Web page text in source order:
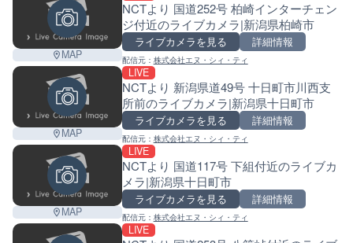
MAP
NCTより 国道252号 柏崎インターチェン
ジ付近のライブカメラ|新潟県柏崎市
ライブカメラを見る 詳細情報
配信元： 株式会社エヌ・シィ・ティ
MAP
LIVE
NCTより 新潟県道49号 十日町市川西支
所前のライブカメラ|新潟県十日町市
ライブカメラを見る 詳細情報
配信元： 株式会社エヌ・シィ・ティ
MAP
LIVE
NCTより 国道117号 下組付近のライブカ
メラ|新潟県十日町市
ライブカメラを見る 詳細情報
配信元： 株式会社エヌ・シィ・ティ
LIVE